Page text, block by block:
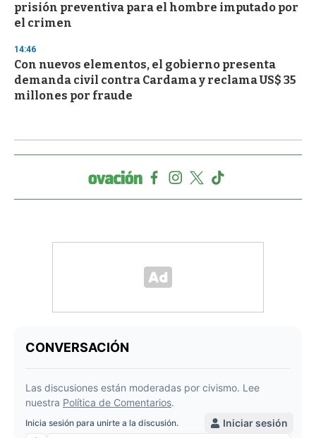
prisión preventiva para el hombre imputado por
el crimen
14:46
Con nuevos elementos, el gobierno presenta
demanda civil contra Cardama y reclama US$ 35
millones por fraude